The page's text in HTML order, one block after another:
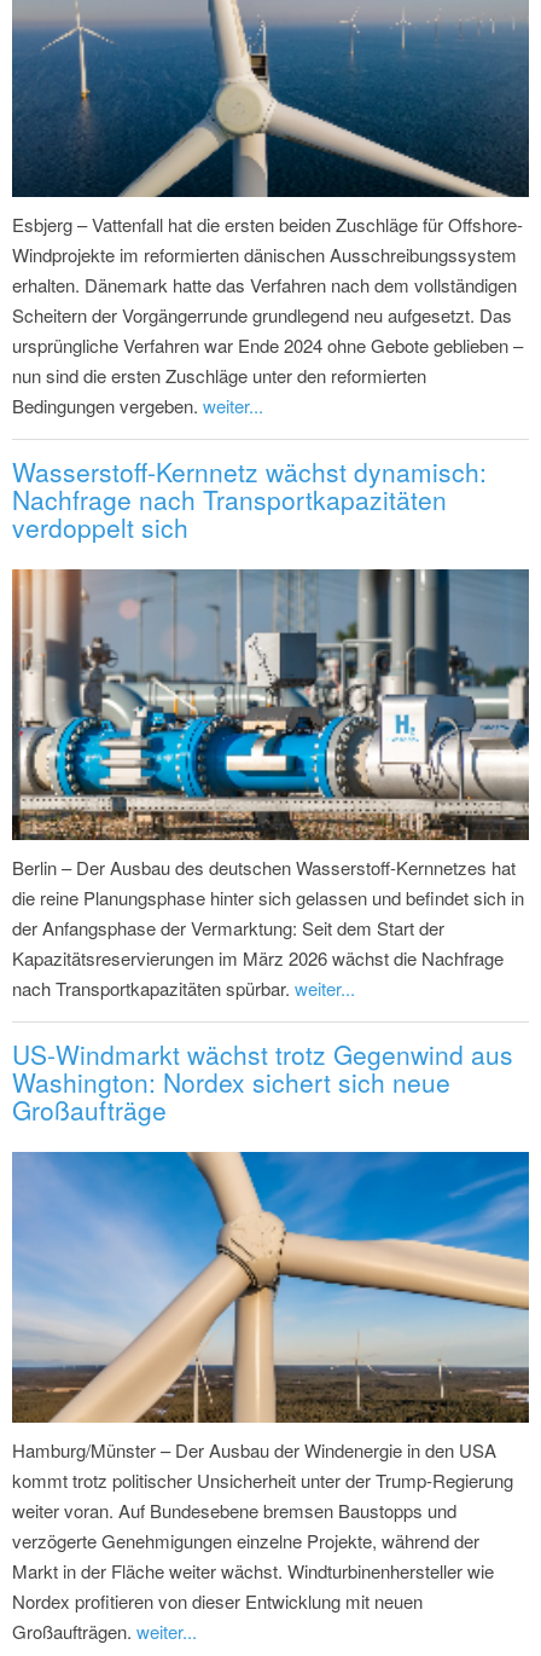
Esbjerg – Vattenfall hat die ersten beiden Zuschläge für Offshore-
Windprojekte im reformierten dänischen Ausschreibungssystem
erhalten. Dänemark hatte das Verfahren nach dem vollständigen
Scheitern der Vorgängerrunde grundlegend neu aufgesetzt. Das
ursprüngliche Verfahren war Ende 2024 ohne Gebote geblieben –
nun sind die ersten Zuschläge unter den reformierten
Bedingungen vergeben. weiter...
Wasserstoff-Kernnetz wächst dynamisch:
Nachfrage nach Transportkapazitäten
verdoppelt sich
Berlin – Der Ausbau des deutschen Wasserstoff-Kernnetzes hat
die reine Planungsphase hinter sich gelassen und befindet sich in
der Anfangsphase der Vermarktung: Seit dem Start der
Kapazitätsreservierungen im März 2026 wächst die Nachfrage
nach Transportkapazitäten spürbar. weiter...
US-Windmarkt wächst trotz Gegenwind aus
Washington: Nordex sichert sich neue
Großaufträge
Hamburg/Münster – Der Ausbau der Windenergie in den USA
kommt trotz politischer Unsicherheit unter der Trump-Regierung
weiter voran. Auf Bundesebene bremsen Baustopps und
verzögerte Genehmigungen einzelne Projekte, während der
Markt in der Fläche weiter wächst. Windturbinenhersteller wie
Nordex profitieren von dieser Entwicklung mit neuen
Großaufträgen. weiter...